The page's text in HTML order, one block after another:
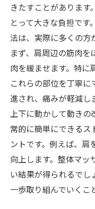
きたすことがあります
とって大きな負担です
法は、実際に多くの方
まず、肩周辺の筋肉
肉を緩ませます。特に
これらの部位を丁寧
進され、痛みが軽減し
上下に動かして動き
常的に簡単にできるス
ントです。例えば、肩
向上します。整体マッ
い結果が得られるで
一歩取り組んでいくこ